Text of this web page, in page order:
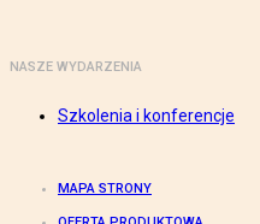
NASZE WYDARZENIA
Szkolenia i konferencje
MAPA STRONY